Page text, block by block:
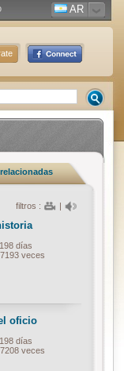
AR
filtros : |
días
veces
oficio
días
veces